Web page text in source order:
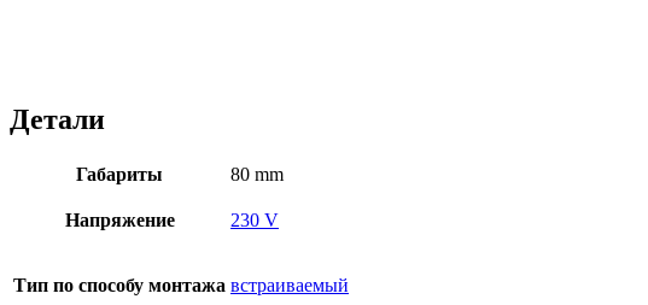
Детали
Габариты 80 mm
Напряжение 230 V
Тип по способу монтажа встраиваемый